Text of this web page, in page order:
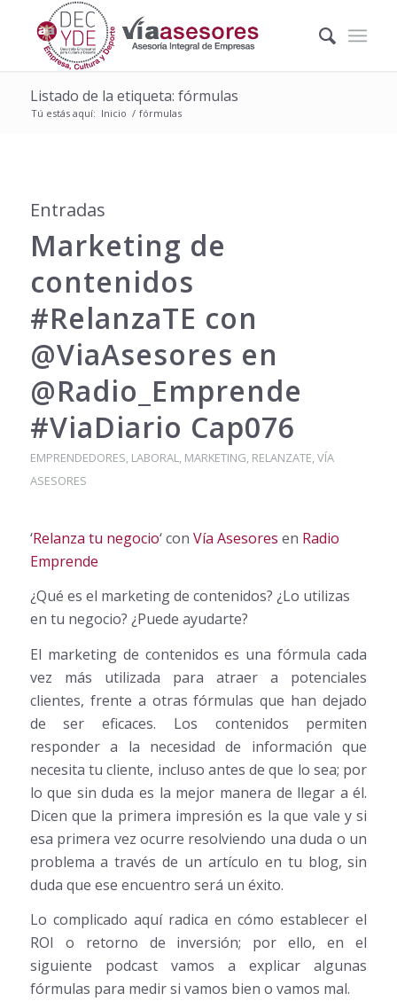
Listado de la etiqueta: fórmulas
Tú estás aquí: Inicio / fórmulas
Entradas
Marketing de
contenidos
‪#‎RelanzaTE‬ con
@ViaAsesores en
@Radio_Emprende
‪#‎ViaDiario‬ Cap076
EMPRENDEDORES, LABORAL, MARKETING, RELANZATE,VÍA
ASESORES
‘Relanza tu negocio‘ con Vía Asesores en Radio
Emprende
¿Qué es el marketing de contenidos? ¿Lo utilizas
en tu negocio? ¿Puede ayudarte?
El marketing de contenidos es una fórmula cada
vez más utilizada para atraer a potenciales
clientes, frente a otras fórmulas que han dejado
de ser eficaces. Los contenidos permiten
responder a la necesidad de información que
necesita tu cliente, incluso antes de que lo sea; por
lo que sin duda es la mejor manera de llegar a él.
Dicen que la primera impresión es la que vale y si
esa primera vez ocurre resolviendo una duda o un
problema a través de un artículo en tu blog, sin
duda que ese encuentro será un éxito.
Lo complicado aquí radica en cómo establecer el
ROI o retorno de inversión; por ello, en el
siguiente podcast vamos a explicar algunas
fórmulas para medir si vamos bien o vamos mal.